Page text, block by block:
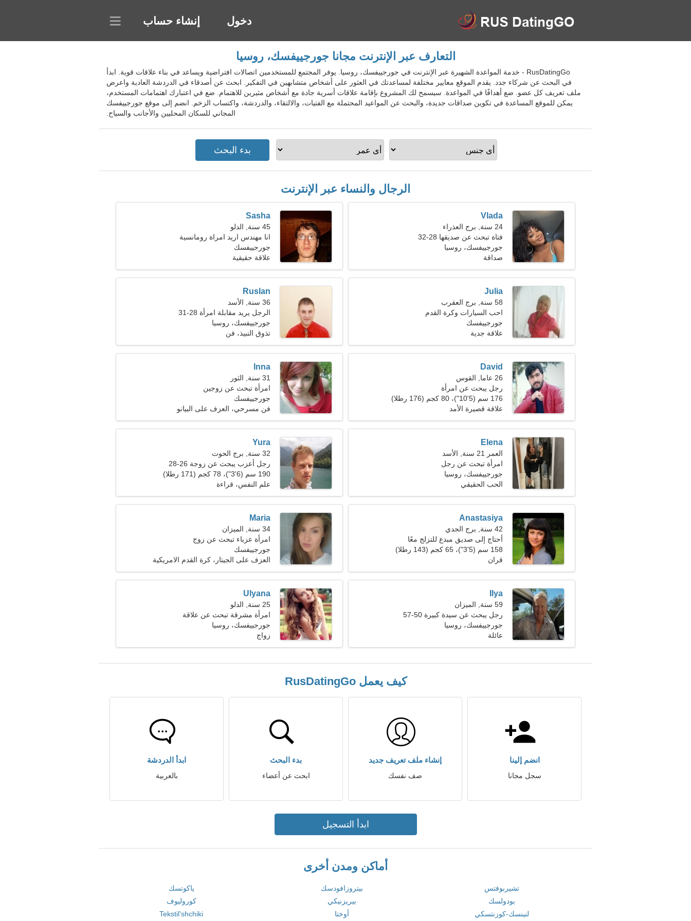
دخول إنشاء حساب
التعارف عبر الإنترنت مجانا جورجييفسك، روسيا
RusDatingGo - خدمة المواعدة الشهيرة عبر الإنترنت في جورجييفسك، روسيا. يوفر المجتمع للمستخدمين اتصالات افتراضية ويساعد في بناء علاقات قوية. ابدأ
في البحث عن شركاء جدد. يقدم الموقع معايير مختلفة لمساعدتك في العثور على أشخاص متشابهين في التفكير. ابحث عن أصدقاء في الدردشة العادية واعرض
ملف تعريف كل عضو. ضع أهدافًا في المواعدة. سيسمح لك المشروع بإقامة علاقات أسرية جادة مع أشخاص مثيرين للاهتمام. ضع في اعتبارك اهتمامات المستخدم،
يمكن للموقع المساعدة في تكوين صداقات جديدة، والبحث عن المواعيد المحتملة مع الفتيات، والالتقاء، والدردشة، واكتساب الزخم. انضم إلى موقع جورجييفسك
المجاني للسكان المحليين والأجانب والسياح.
الرجال والنساء عبر الإنترنت
Vlada
24 سنة, برج العذراء
فتاة تبحث عن صديقها 28-32
جورجييفسك، روسيا
صداقة
Sasha
45 سنة, الدلو
انا مهندس اريد امراة رومانسية
جورجييفسك
علاقة حقيقية
Julia
58 سنة, برج العقرب
احب السيارات وكرة القدم
جورجييفسك
علاقة جدية
Ruslan
36 سنة, الأسد
الرجل يريد مقابلة امرأة 28-31
جورجييفسك، روسيا
تذوق النبيذ، فن
David
26 عاما, القوس
رجل يبحث عن امرأة
176 سم (5'10")، 80 كجم (176 رطلا)
علاقة قصيرة الأمد
Inna
31 سنة, الثور
امرأة تبحث عن زوجين
جورجييفسك
فن مسرحي، العزف على البيانو
Elena
العمر 21 سنة, الأسد
امرأة تبحث عن رجل
جورجييفسك، روسيا
الحب الحقيقي
Yura
32 سنة, برج الحوت
رجل أعزب يبحث عن زوجة 26-28
190 سم (6'3")، 78 كجم (171 رطلا)
علم النفس، قراءة
Anastasiya
42 سنة, برج الجدي
أحتاج إلى صديق مبدع للتزلج معًا
158 سم (5'3")، 65 كجم (143 رطلا)
قران
Maria
34 سنة, الميزان
امرأة عزباء تبحث عن زوج
جورجييفسك
العزف على الجيتار، كرة القدم الامريكية
Ilya
59 سنة, الميزان
رجل يبحث عن سيدة كبيرة 50-57
جورجييفسك، روسيا
عائلة
Ulyana
25 سنة, الدلو
امرأة مشرقة تبحث عن علاقة
جورجييفسك، روسيا
زواج
كيف يعمل RusDatingGo
انضم إلينا
سجل مجانا
إنشاء ملف تعريف جديد
صف نفسك
بدء البحث
ابحث عن أعضاء
ابدأ الدردشة
بالعربية
ابدأ التسجيل
أماكن ومدن أخرى
تشيربوفتس بيتروزافودسك
ياكوتسك
بودولسك
بيريزنيكي
كوروليوف
لنينسك-كوزنتسكي
أوختا Tekstil'shchiki